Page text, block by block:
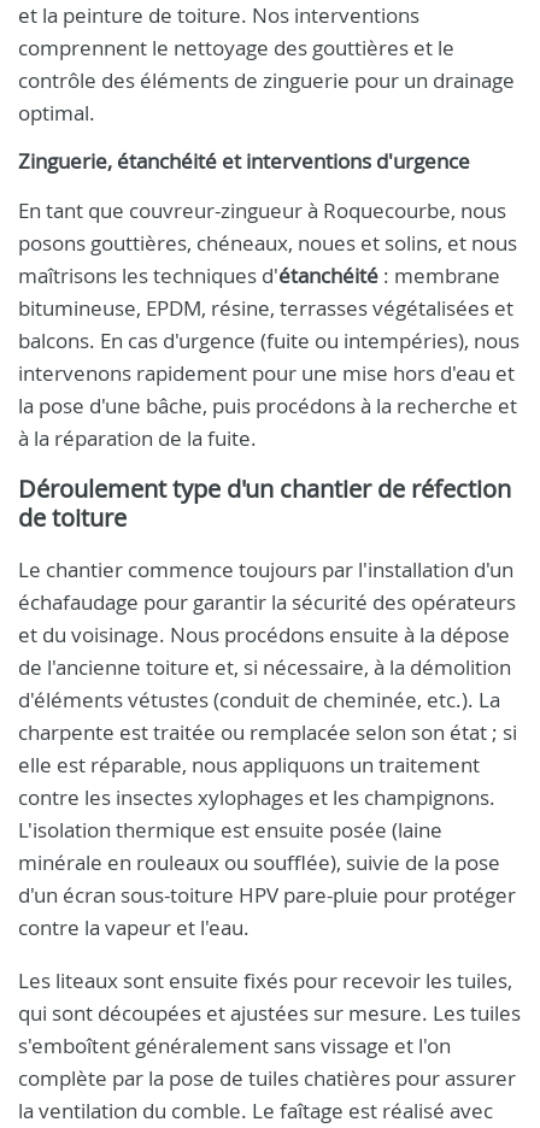
et la peinture de toiture. Nos interventions
comprennent le nettoyage des gouttières et le
contrôle des éléments de zinguerie pour un drainage
optimal.
Zinguerie, étanchéité et interventions d'urgence
En tant que couvreur-zingueur à Roquecourbe, nous
posons gouttières, chéneaux, noues et solins, et nous
maîtrisons les techniques d'étanchéité : membrane
bitumineuse, EPDM, résine, terrasses végétalisées et
balcons. En cas d'urgence (fuite ou intempéries), nous
intervenons rapidement pour une mise hors d'eau et
la pose d'une bâche, puis procédons à la recherche et
à la réparation de la fuite.
Déroulement type d'un chantier de réfection
de toiture
Le chantier commence toujours par l'installation d'un
échafaudage pour garantir la sécurité des opérateurs
et du voisinage. Nous procédons ensuite à la dépose
de l'ancienne toiture et, si nécessaire, à la démolition
d'éléments vétustes (conduit de cheminée, etc.). La
charpente est traitée ou remplacée selon son état ; si
elle est réparable, nous appliquons un traitement
contre les insectes xylophages et les champignons.
L'isolation thermique est ensuite posée (laine
minérale en rouleaux ou soufflée), suivie de la pose
d'un écran sous-toiture HPV pare-pluie pour protéger
contre la vapeur et l'eau.
Les liteaux sont ensuite fixés pour recevoir les tuiles,
qui sont découpées et ajustées sur mesure. Les tuiles
s'emboîtent généralement sans vissage et l'on
complète par la pose de tuiles chatières pour assurer
la ventilation du comble. Le faîtage est réalisé avec